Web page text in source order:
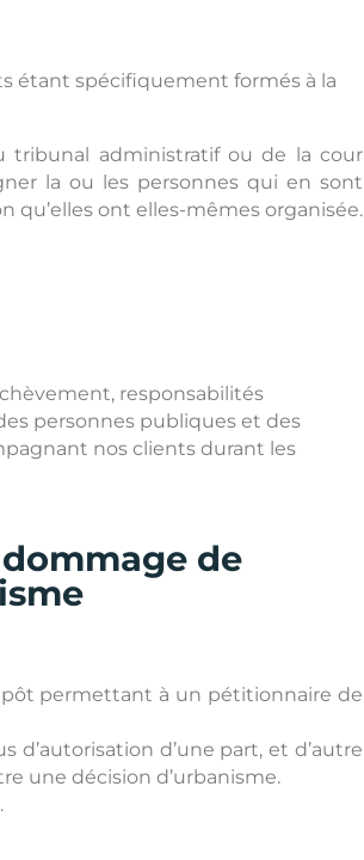
étant spécifiquement formés à la
tribunal administratif ou de la cour
la ou les personnes qui en sont
qu’elles ont elles-mêmes organisée.
responsabilités
personnes publiques et des
nos clients durant les
de
permettant à un pétitionnaire de
d’autorisation d’une part, et d’autre
une décision d’urbanisme.